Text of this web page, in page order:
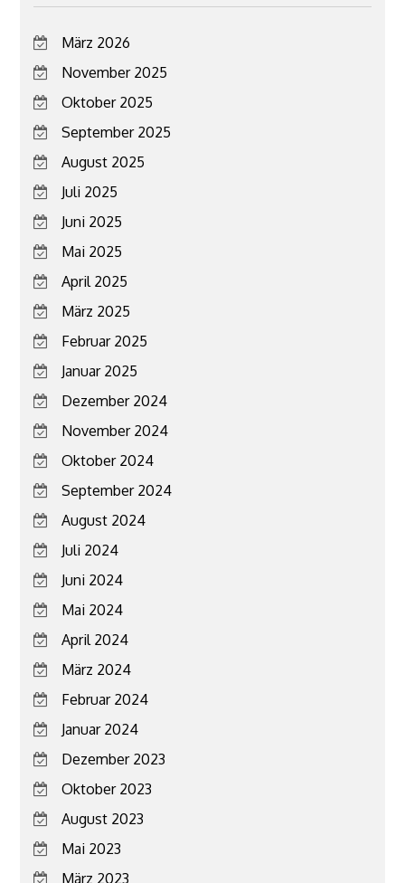
März 2026
November 2025
Oktober 2025
September 2025
August 2025
Juli 2025
Juni 2025
Mai 2025
April 2025
März 2025
Februar 2025
Januar 2025
Dezember 2024
November 2024
Oktober 2024
September 2024
August 2024
Juli 2024
Juni 2024
Mai 2024
April 2024
März 2024
Februar 2024
Januar 2024
Dezember 2023
Oktober 2023
August 2023
Mai 2023
März 2023